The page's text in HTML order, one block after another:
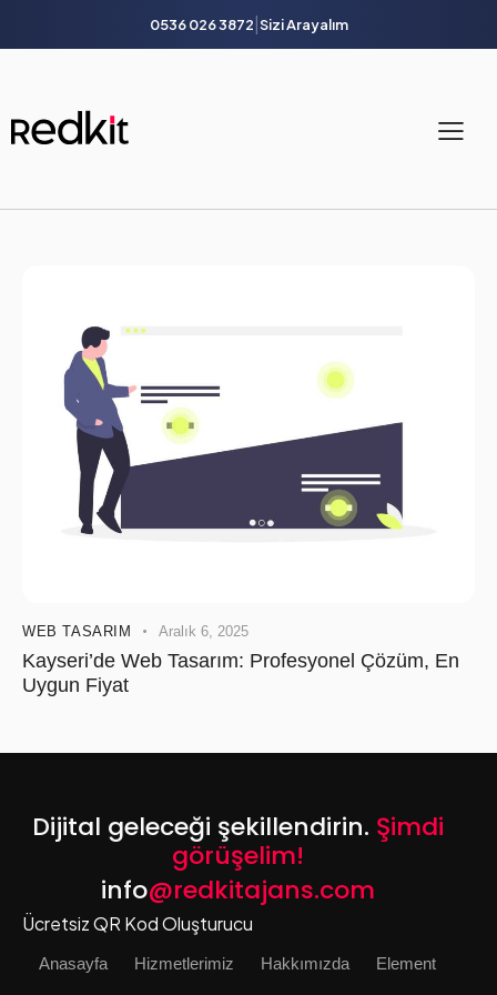
0536 026 3872 Sizi Arayalım
WEB TASARIM Aralık 6, 2025
Kayseri’de Web Tasarım: Profesyonel Çözüm, En
Uygun Fiyat
Dijital geleceği şekillendirin. Şimdi
görüşelim!
info@redkitajans.com
Ücretsiz QR Kod Oluşturucu
Anasayfa Hizmetlerimiz Hakkımızda Element